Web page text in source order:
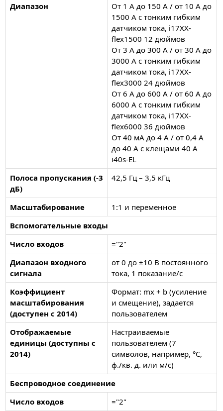
Диапазон
От 1 А до 150 А / от 10 А до
1500 А с тонким гибким
датчиком тока, i17XX-
flex1500 12 дюймов
От 3 А до 300 А / от 30 А до
3000 А с тонким гибким
датчиком тока, i17XX-
flex3000 24 дюймов
От 6 А до 600 А / от 60 А до
6000 А с тонким гибким
датчиком тока, i17XX-
flex6000 36 дюймов
От 40 мА до 4 А / от 0,4 А
до 40 А с клещами 40 А
i40s-EL
Полоса пропускания (-3
дБ)
42,5 Гц – 3,5 кГц
Масштабирование
1:1 и переменное
Вспомогательные входы
Число входов
="2"
Диапазон входного
сигнала
от 0 до ±10 В постоянного
тока, 1 показание/с
Коэффициент
масштабирования
(доступен с 2014)
Формат: mx + b (усиление
и смещение), задается
пользователем
Отображаемые
единицы (доступны с
2014)
Настраиваемые
пользователем (7
символов, например, °C,
ф./кв. д. или м/с)
Беспроводное соединение
Число входов
="2"